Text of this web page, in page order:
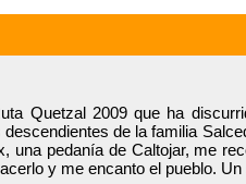
Quetzal 2009 que ha
de la familia
una pedanía de Caltojar, me
y me encanto el pueblo.